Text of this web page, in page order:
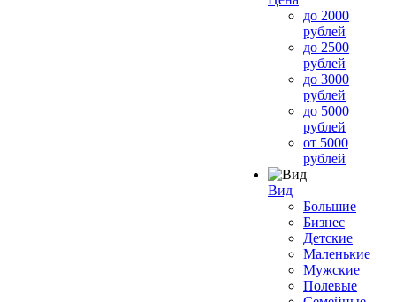
до 2000
рублей
до 2500
рублей
до 3000
рублей
до 5000
рублей
от 5000
рублей
Вид
Большие
Бизнес
Детские
Маленькие
Мужские
Полевые